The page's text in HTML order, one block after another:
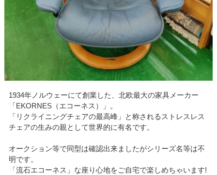
1934年ノルウェーにて創業した、北欧最大の家具メーカー
「EKORNES（エコーネス）」。
「リクライニングチェアの最高峰」と称されるストレスレス
チェアの生みの親として世界的に有名です。
オークション等で同型は確認出来ましたがシリーズ名等は不
明です。
「流石エコーネス」な座り心地をご自宅で楽しめちゃいます!